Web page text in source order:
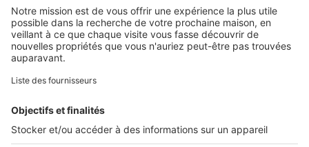
Retrouvez-nous sur ...